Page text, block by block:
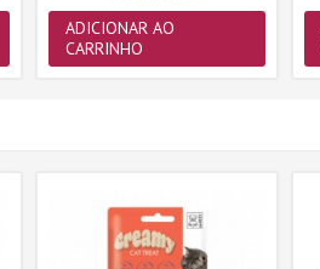
ADICIONAR AO
CARRINHO